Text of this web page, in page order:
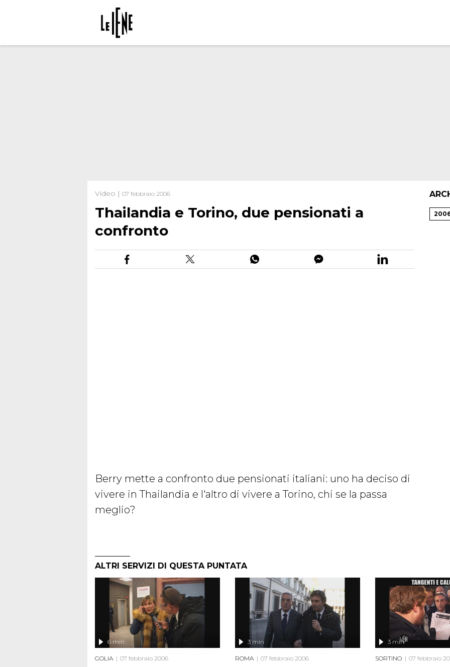
Video | 07 febbraio 2006
Thailandia e Torino, due pensionati a
confronto
Berry mette a confronto due pensionati italiani: uno ha deciso di
vivere in Thailandia e l'altro di vivere a Torino, chi se la passa
meglio?
ALTRI SERVIZI DI QUESTA PUNTATA
6 min
GOLIA 07 febbraio 2006
3 min
ROMA 07 febbraio 2006
3 min
SORTINO 07 febbraio